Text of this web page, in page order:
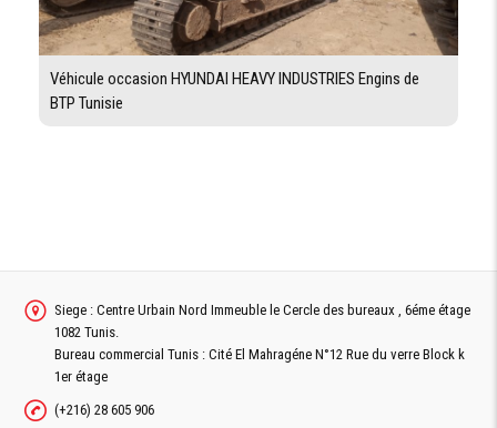
Véhicule occasion HYUNDAI HEAVY INDUSTRIES Engins de
BTP Tunisie
Siege : Centre Urbain Nord Immeuble le Cercle des bureaux , 6éme étage
1082 Tunis.
Bureau commercial Tunis : Cité El Mahragéne N°12 Rue du verre Block k
1er étage
(+216) 28 605 906